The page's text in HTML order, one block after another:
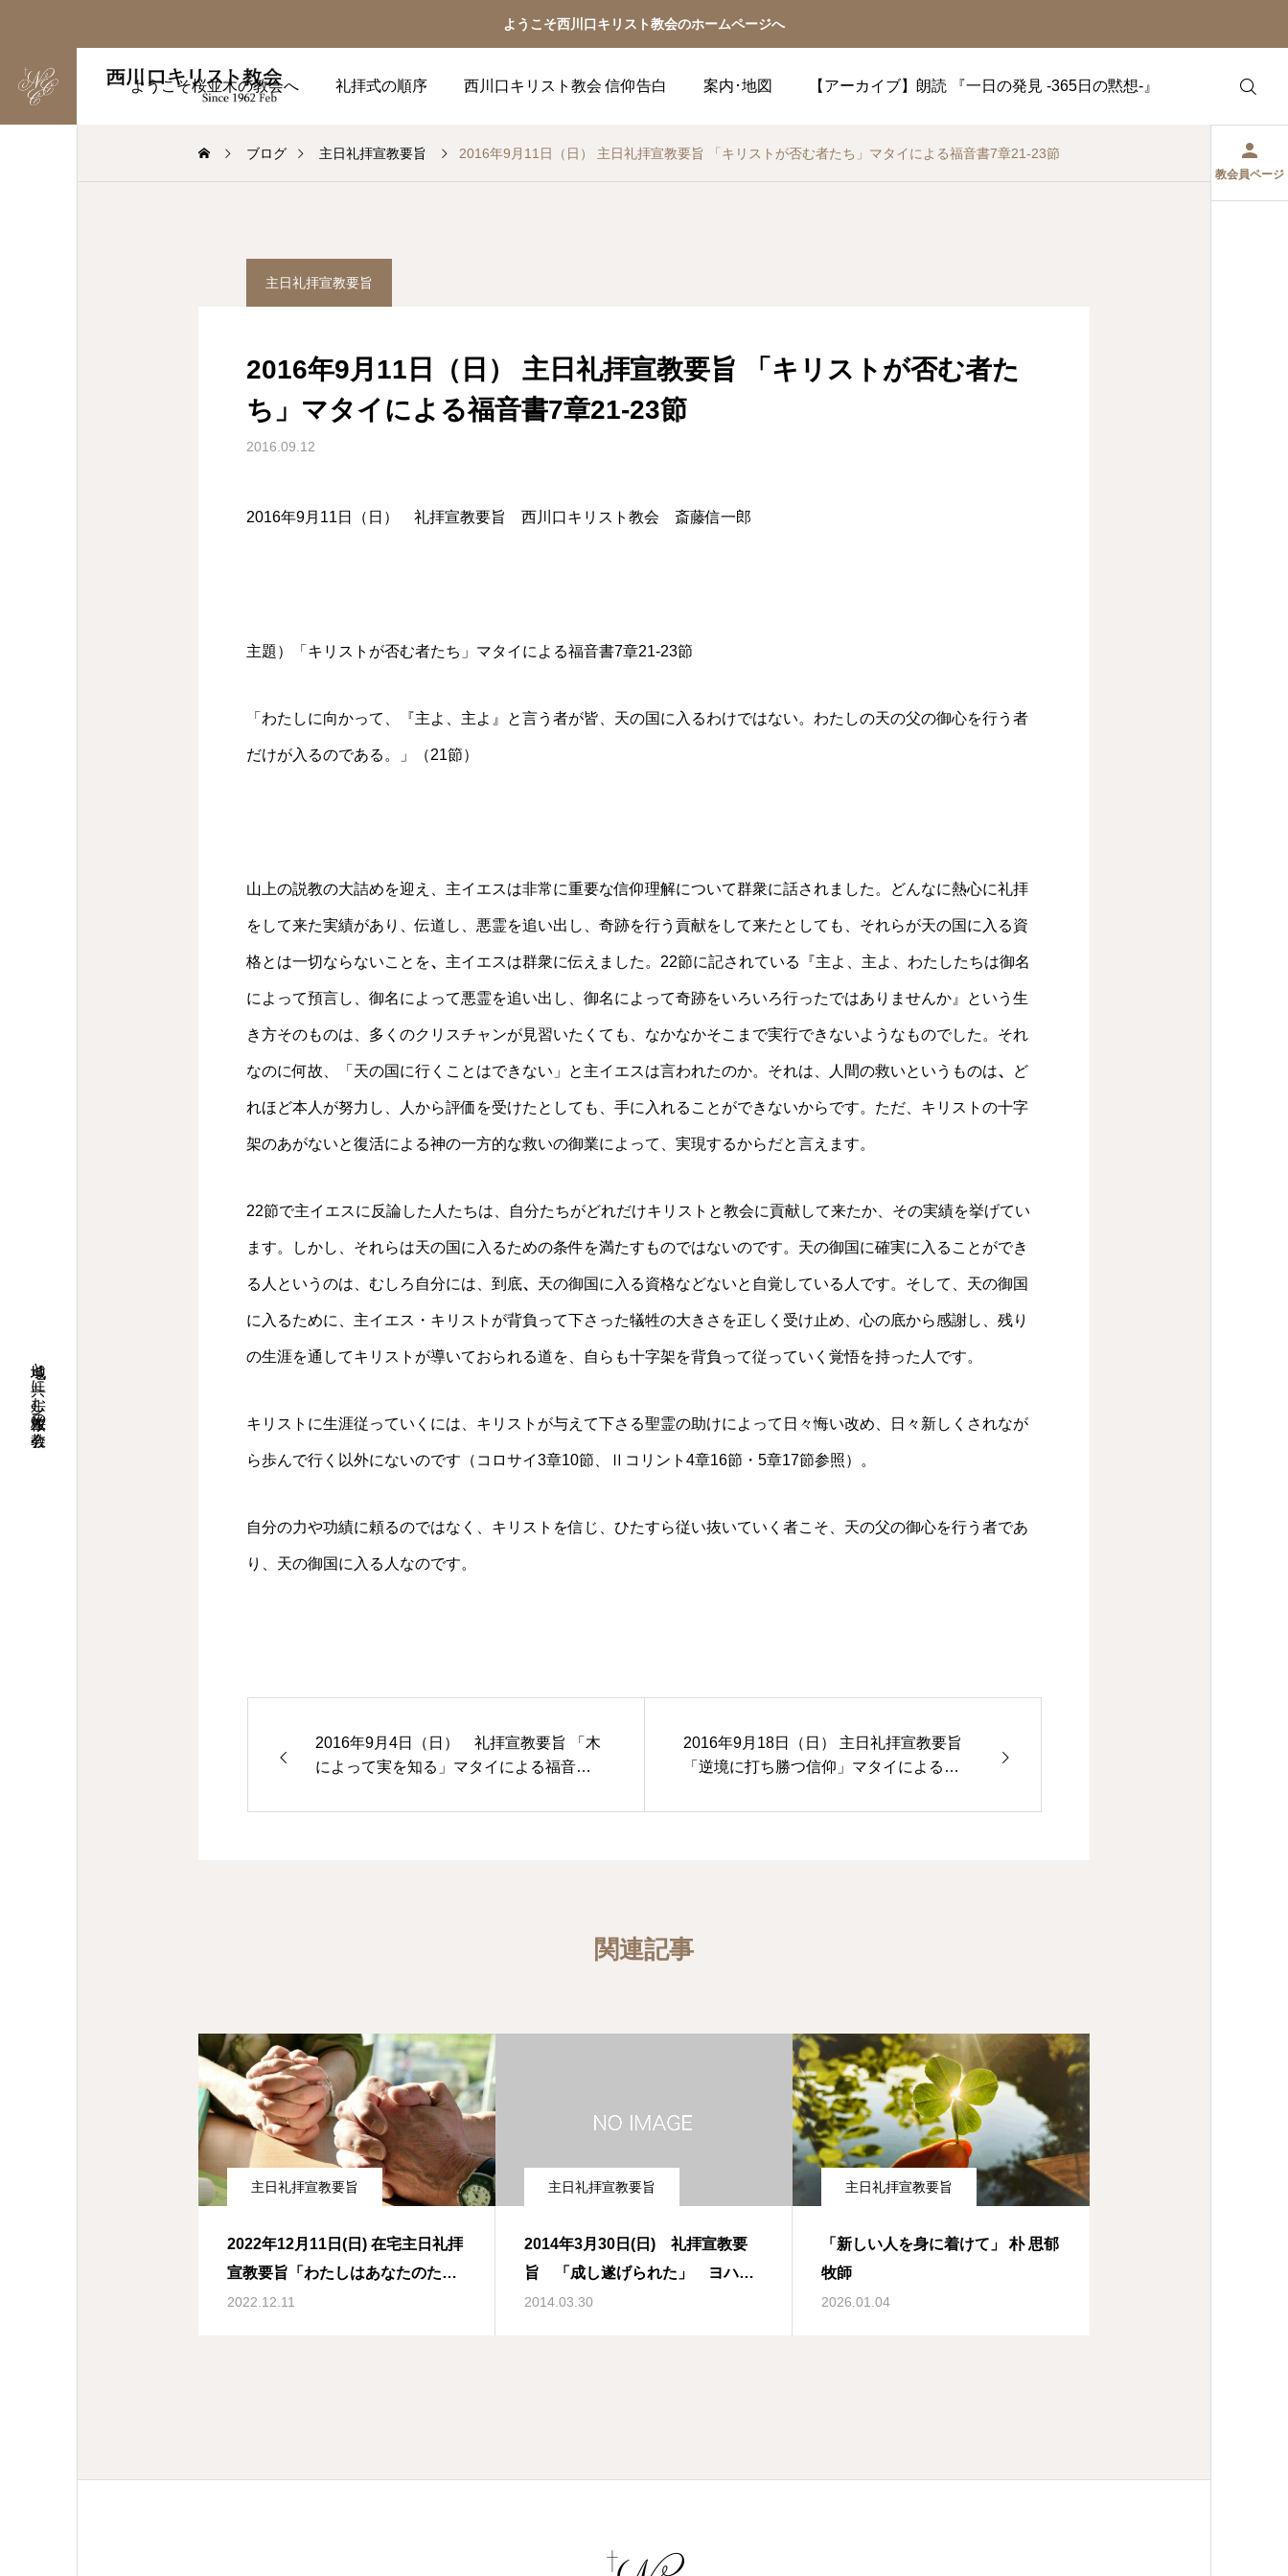
ようこそ西川口キリスト教会のホームページへ
ようこそ桜並木の教会へ 礼拝式の順序 西川口キリスト教会 信仰告白 案内･地図 【アーカイブ】朗読 『一日の発見 -365日の黙想-』
地域と共に歩む桜並木の教会
教会員ページ
ブログ 主日礼拝宣教要旨 2016年9月11日（日） 主日礼拝宣教要旨 「キリストが否む者たち」マタイによる福音書7章21-23節
主日礼拝宣教要旨
2016年9月11日（日） 主日礼拝宣教要旨 「キリストが否む者た
ち」マタイによる福音書7章21-23節
2016.09.12
2016年9月11日（日） 礼拝宣教要旨 西川口キリスト教会 斎藤信一郎
主題）「キリストが否む者たち」マタイによる福音書7章21-23節
「わたしに向かって、『主よ、主よ』と言う者が皆、天の国に入るわけではない。わたしの天の父の御心を行う者
だけが入るのである。」（21節）
山上の説教の大詰めを迎え、主イエスは非常に重要な信仰理解について群衆に話されました。どんなに熱心に礼拝
をして来た実績があり、伝道し、悪霊を追い出し、奇跡を行う貢献をして来たとしても、それらが天の国に入る資
格とは一切ならないことを、 主イエスは群衆に伝えました。22節に記されている『主よ、主よ、わたしたちは御名
によって預言し、御名によって悪霊を追い出し、御名によって奇跡をいろいろ行ったではありませんか』という生
き方そのものは、多くのクリスチャンが見習いたくても、なかなかそこまで実行できないようなものでした。それ
なのに何故、「天の国に行くことはできない」と主イエスは言われたのか。それは、人間の救いというものは、 ど
れほど本人が努力し、人から評価を受けたとしても、手に入れることができないからです。ただ、キリストの十字
架のあがないと復活による神の一方的な救いの御業によって、実現するからだと言えます。
22節で主イエスに反論した人たちは、自分たちがどれだけキリストと教会に貢献して来たか、その実績を挙げてい
ます。しかし、それらは天の国に入るための条件を満たすものではないのです。天の御国に確実に入ることができ
る人というのは、むしろ自分には、到底、 天の御国に入る資格などないと自覚している人です。そして、天の御国
に入るために、主イエス・キリストが背負って下さった犠牲の大きさを正しく受け止め、心の底から感謝し、残り
の生涯を通してキリストが導いておられる道を、自らも十字架を背負って従っていく覚悟を持った人です。
キリストに生涯従っていくには、キリストが与えて下さる聖霊の助けによって日々悔い改め、日々新しくされなが
ら歩んで行く以外にないのです（コロサイ3章10節、Ⅱコリント4章16節・5章17節参照）。
自分の力や功績に頼るのではなく、キリストを信じ、ひたすら従い抜いていく者こそ、天の父の御心を行う者であ
り、天の御国に入る人なのです。
2016年9月4日（日） 礼拝宣教要旨 「木
によって実を知る」マタイによる福音書7
2016年9月18日（日） 主日礼拝宣教要旨
「逆境に打ち勝つ信仰」マタイによる福
関連記事
主日礼拝宣教要旨
2022年12月11日(日) 在宅主日礼拝
宣教要旨「わたしはあなたのため
に祈った」 ルカによる福音書22章
2022.12.11
主日礼拝宣教要旨
2014年3月30日(日) 礼拝宣教要
旨 「成し遂げられた」 ヨハネ
による福音書 19章16-30節
2014.03.30
主日礼拝宣教要旨
「新しい人を身に着けて」 朴 思郁
牧師
2026.01.04